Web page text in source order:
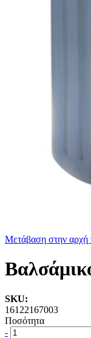
Μετάβαση στην αρχή
SKU:
16122167003
Ποσότητα
-